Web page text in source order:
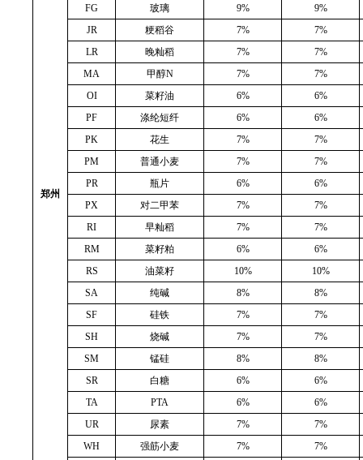
郑州
FG
玻璃 9%
9%
JR
粳稻谷 7%
7%
LR
晚籼稻 7%
7%
MA
甲醇N 7%
7%
OI
菜籽油 6%
6%
PF
涤纶短纤 6%
6%
PK
花生 7%
7%
PM
普通小麦 7%
7%
PR
瓶片 6%
6%
PX
对二甲苯 7%
7%
RI
早籼稻 7%
7%
RM
菜籽粕 6%
6%
RS
油菜籽 10%
10%
SA
纯碱 8%
8%
SF
硅铁 7%
7%
SH
烧碱 7%
7%
SM
锰硅 8%
8%
SR
白糖 6%
6%
TA
PTA 6%
6%
UR
尿素 7%
7%
WH
强筋小麦 7%
7%